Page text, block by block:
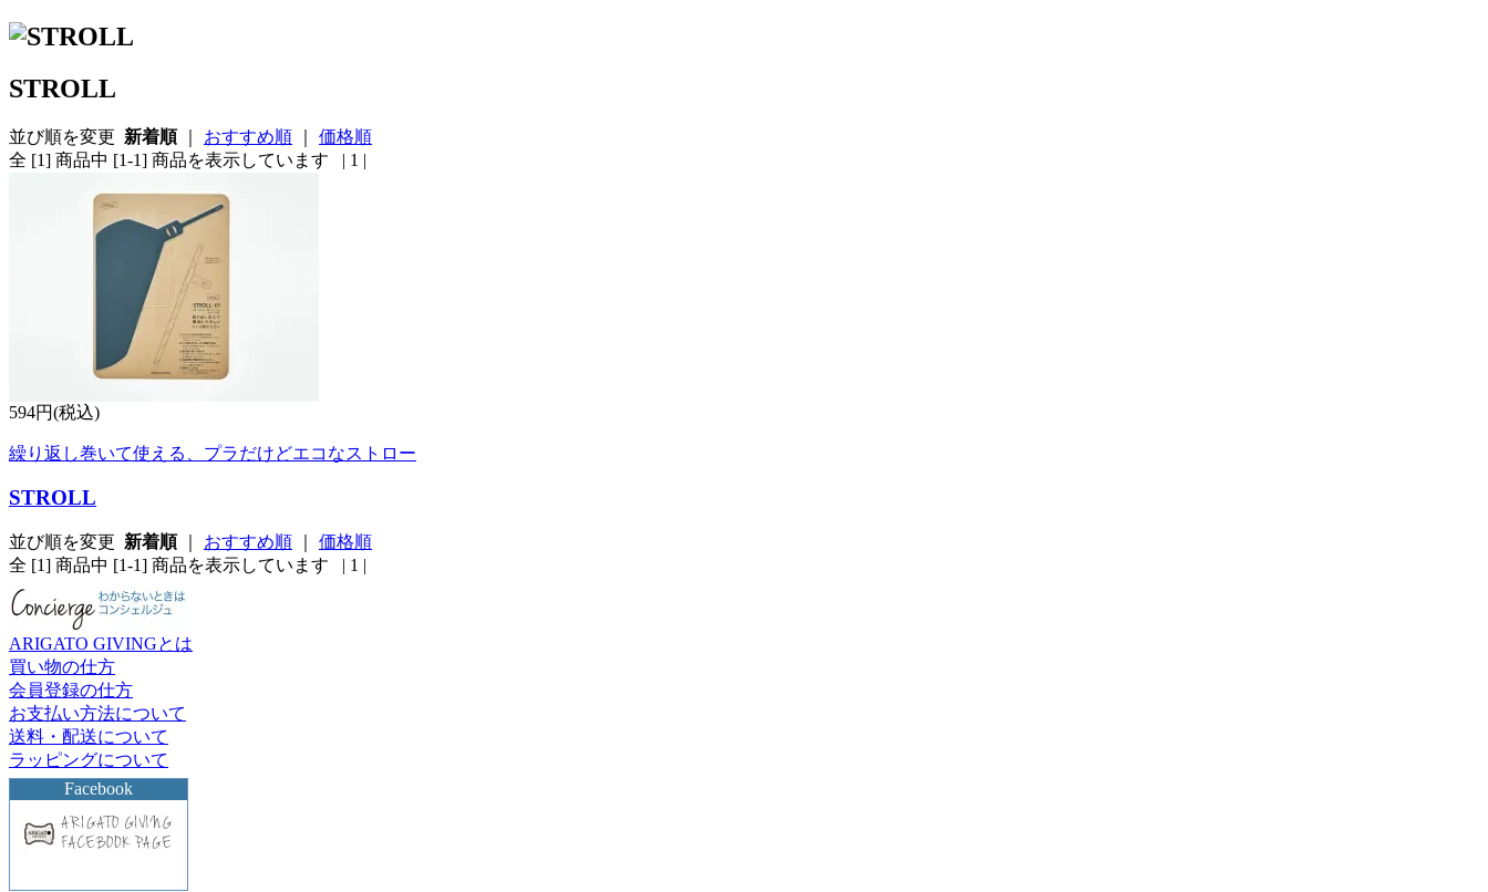
STROLL
並び順を変更 新着順｜ おすすめ順
価格順
全 [1] 商品中 [1-1] 商品を表示しています | 1 |
594円(税込)
繰り返し巻いて使える、プラだけどエコなストロー
STROLL
並び順を変更 新着順｜ おすすめ順
価格順
全 [1] 商品中 [1-1] 商品を表示しています | 1 |
ARIGATO GIVINGとは
買い物の仕方
会員登録の仕方
お支払い方法について
送料・配送について
ラッピングについて
Facebook